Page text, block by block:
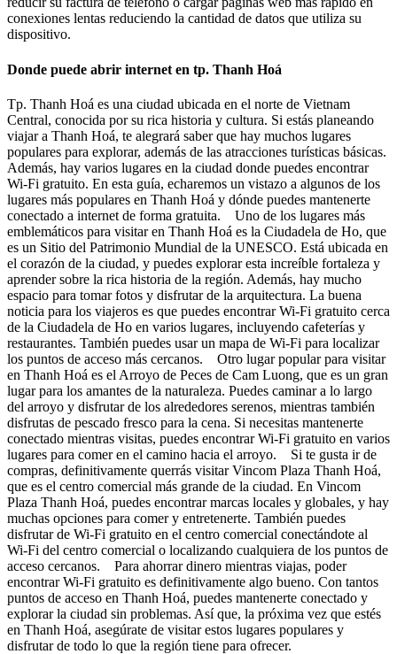
conexiones lentas reduciendo la cantidad de datos que utiliza su
dispositivo.
Donde puede abrir internet en tp. Thanh Hoá
Tp. Thanh Hoá es una ciudad ubicada en el norte de Vietnam
Central, conocida por su rica historia y cultura. Si estás planeando
viajar a Thanh Hoá, te alegrará saber que hay muchos lugares
populares para explorar, además de las atracciones turísticas básicas.
Además, hay varios lugares en la ciudad donde puedes encontrar
Wi-Fi gratuito. En esta guía, echaremos un vistazo a algunos de los
lugares más populares en Thanh Hoá y dónde puedes mantenerte
conectado a internet de forma gratuita. Uno de los lugares más
emblemáticos para visitar en Thanh Hoá es la Ciudadela de Ho, que
es un Sitio del Patrimonio Mundial de la UNESCO. Está ubicada en
el corazón de la ciudad, y puedes explorar esta increíble fortaleza y
aprender sobre la rica historia de la región. Además, hay mucho
espacio para tomar fotos y disfrutar de la arquitectura. La buena
noticia para los viajeros es que puedes encontrar Wi-Fi gratuito cerca
de la Ciudadela de Ho en varios lugares, incluyendo cafeterías y
restaurantes. También puedes usar un mapa de Wi-Fi para localizar
los puntos de acceso más cercanos. Otro lugar popular para visitar
en Thanh Hoá es el Arroyo de Peces de Cam Luong, que es un gran
lugar para los amantes de la naturaleza. Puedes caminar a lo largo
del arroyo y disfrutar de los alrededores serenos, mientras también
disfrutas de pescado fresco para la cena. Si necesitas mantenerte
conectado mientras visitas, puedes encontrar Wi-Fi gratuito en varios
lugares para comer en el camino hacia el arroyo. Si te gusta ir de
compras, definitivamente querrás visitar Vincom Plaza Thanh Hoá,
que es el centro comercial más grande de la ciudad. En Vincom
Plaza Thanh Hoá, puedes encontrar marcas locales y globales, y hay
muchas opciones para comer y entretenerte. También puedes
disfrutar de Wi-Fi gratuito en el centro comercial conectándote al
Wi-Fi del centro comercial o localizando cualquiera de los puntos de
acceso cercanos. Para ahorrar dinero mientras viajas, poder
encontrar Wi-Fi gratuito es definitivamente algo bueno. Con tantos
puntos de acceso en Thanh Hoá, puedes mantenerte conectado y
explorar la ciudad sin problemas. Así que, la próxima vez que estés
en Thanh Hoá, asegúrate de visitar estos lugares populares y
disfrutar de todo lo que la región tiene para ofrecer.